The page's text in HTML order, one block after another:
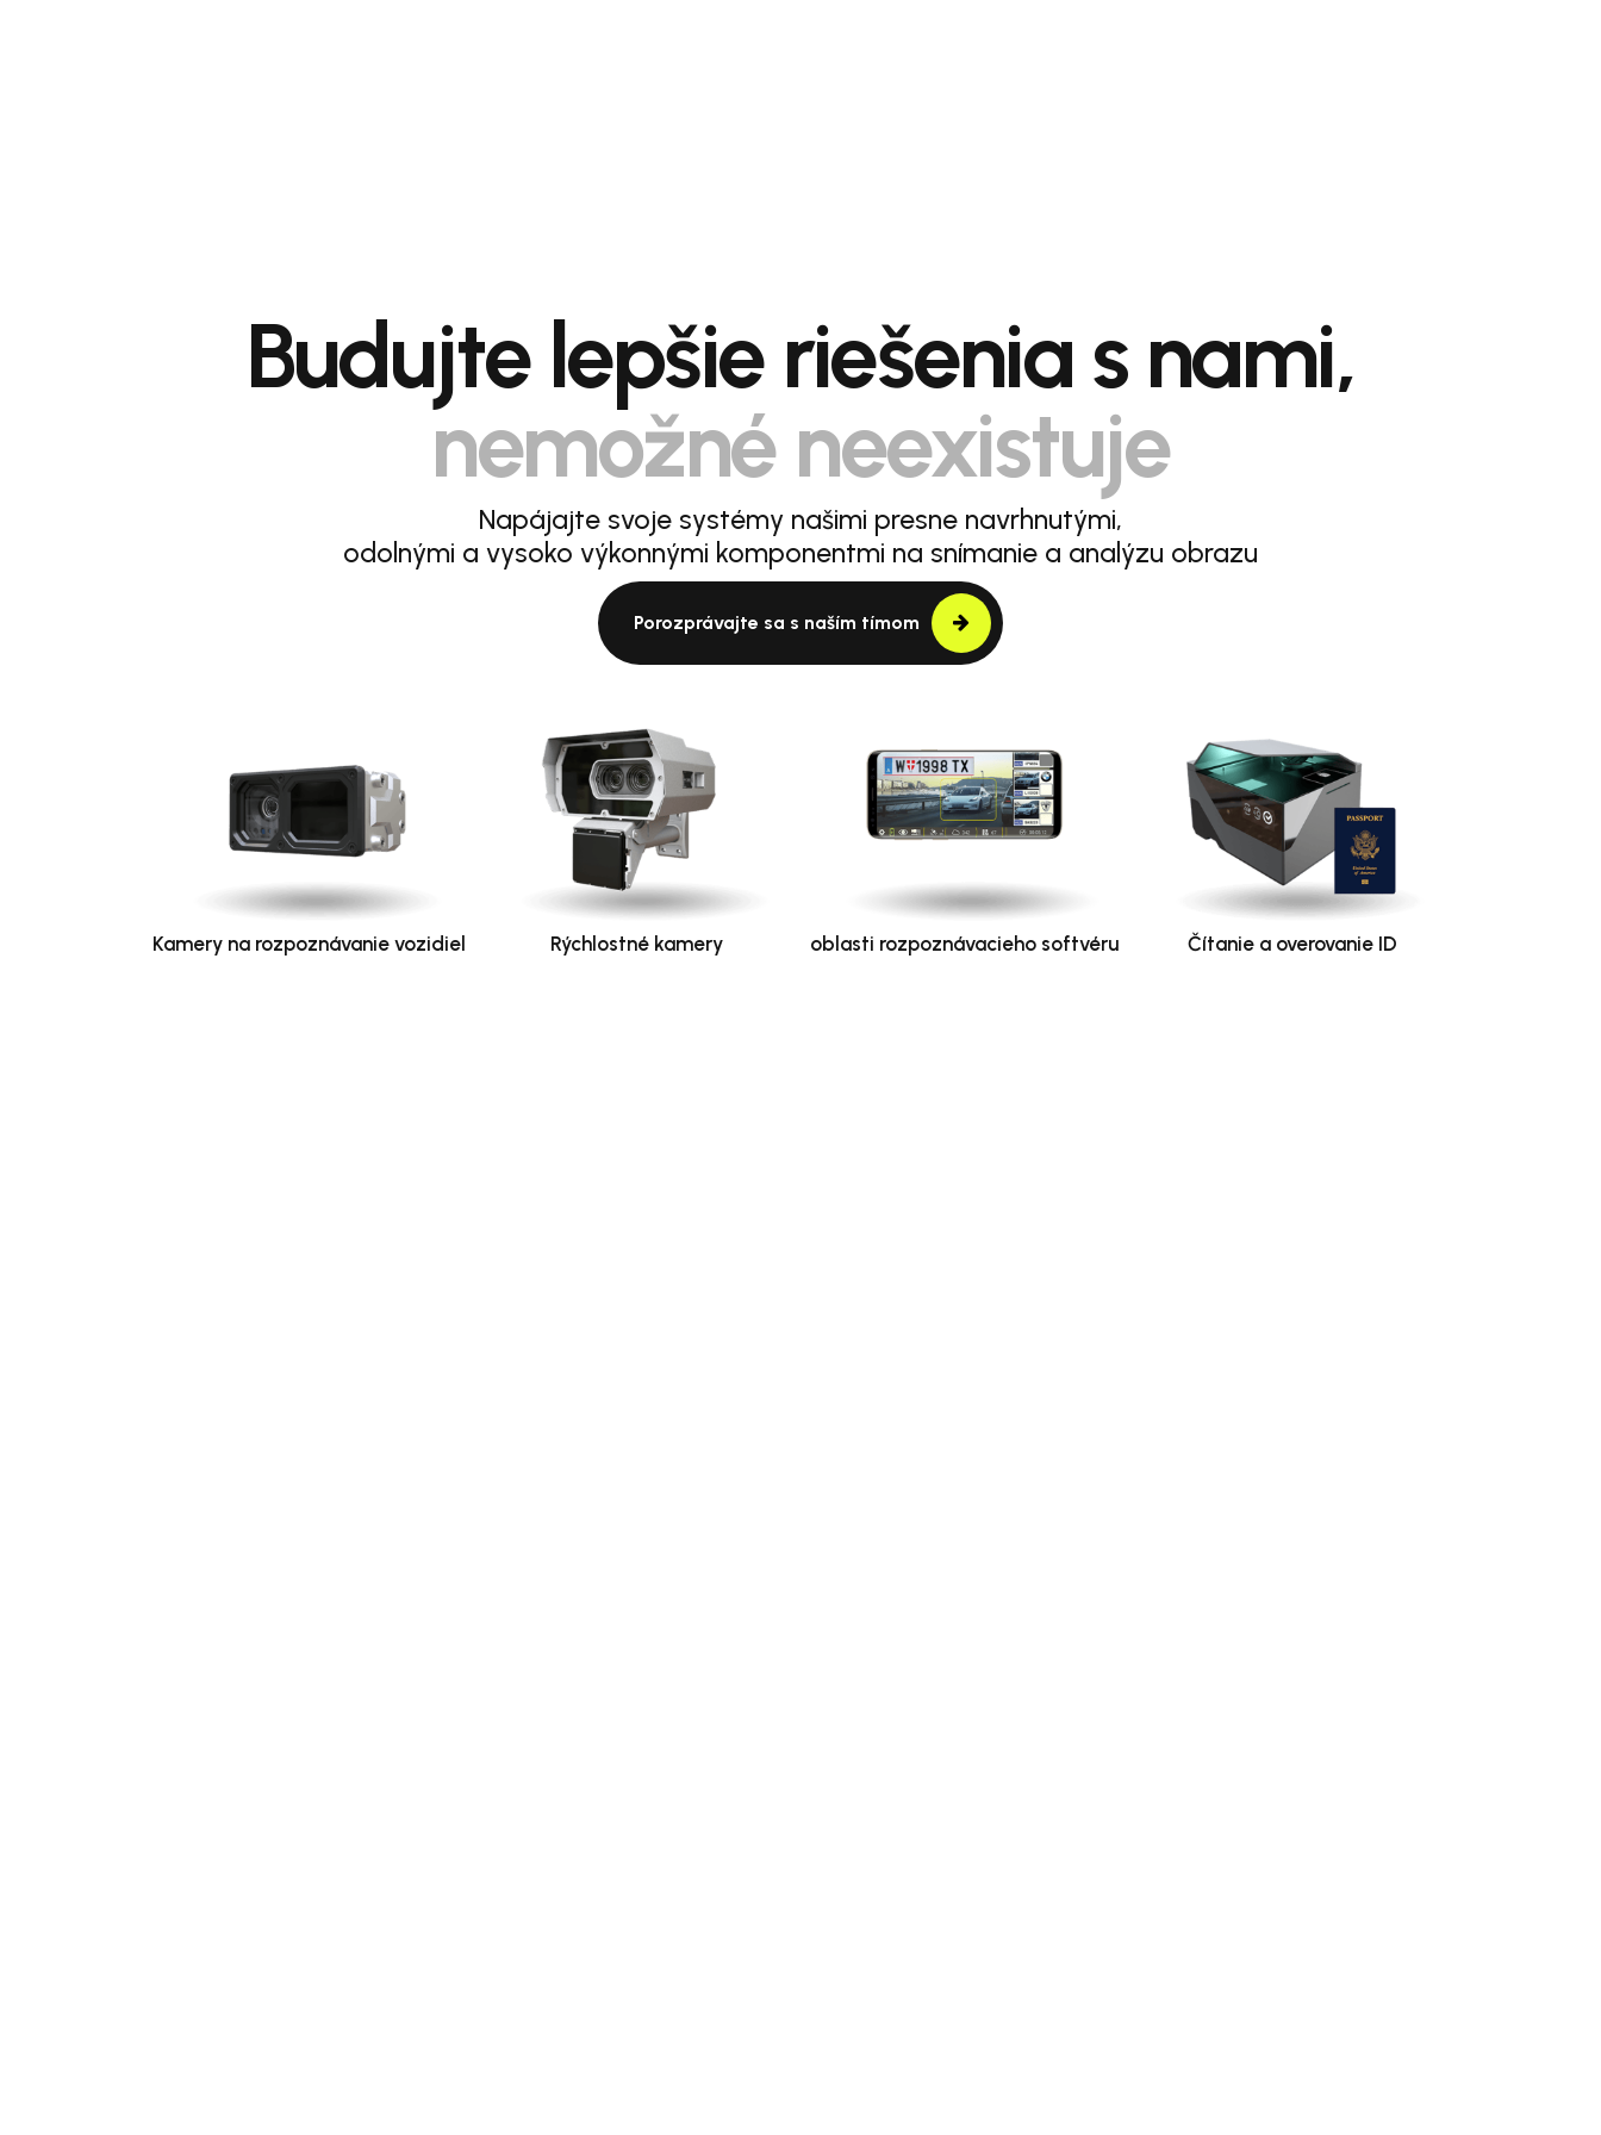
Budujte lepšie riešenia s nami,
nemožné neexistuje
Napájajte svoje systémy našimi presne navrhnutými,
odolnými a vysoko výkonnými komponentmi na snímanie a analýzu obrazu
Porozprávajte sa s naším tímom
Kamery na rozpoznávanie vozidiel Rýchlostné kamery oblasti rozpoznávacieho softvéru Čítanie a overovanie ID